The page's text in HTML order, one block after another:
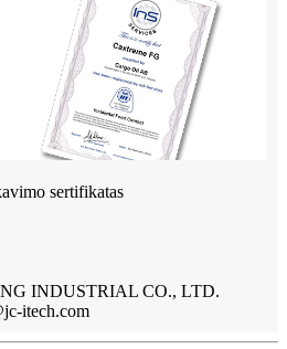
sertifikatas
INDUSTRIAL CO., LTD.
itech.com